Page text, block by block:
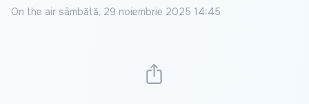
On the air sâmbătă, 29 noiembrie 2025 14:45